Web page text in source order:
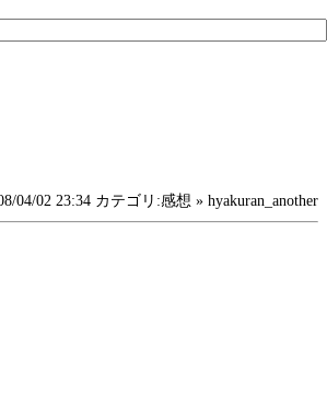
04/02 23:34 カテゴリ:感想 » hyakuran_another